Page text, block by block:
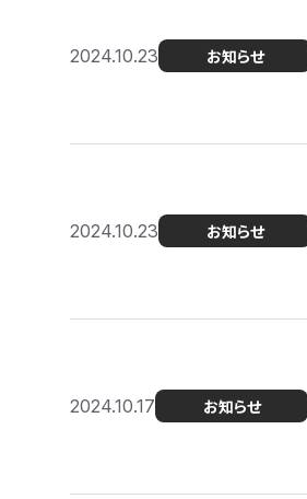
2024.10.23 お知らせ
2024.10.23 お知らせ
2024.10.17 お知らせ